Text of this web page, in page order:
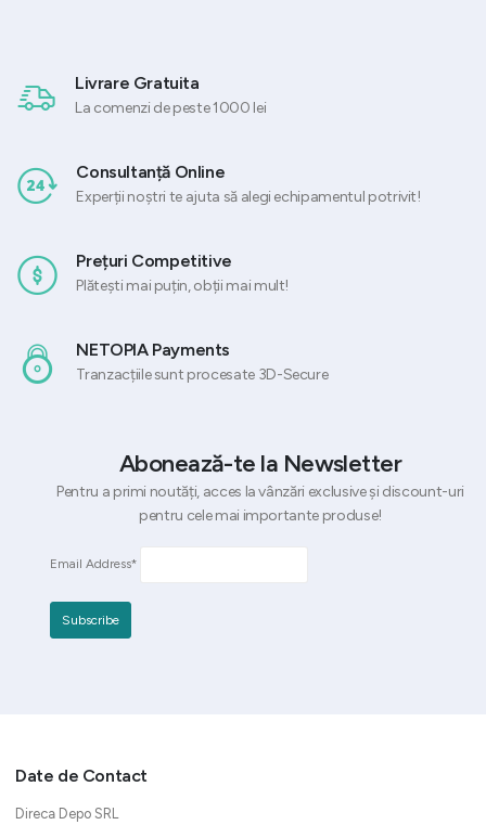
Livrare Gratuita
La comenzi de peste 1000 lei
Consultanță Online
Experții noștri te ajuta să alegi echipamentul potrivit!
Prețuri Competitive
Plătești mai puțin, obții mai mult!
NETOPIA Payments
Tranzacțiile sunt procesate 3D-Secure
Abonează-te la Newsletter
Pentru a primi noutăți, acces la vânzări exclusive și discount-uri
pentru cele mai importante produse!
Email Address*
Date de Contact
Direca Depo SRL